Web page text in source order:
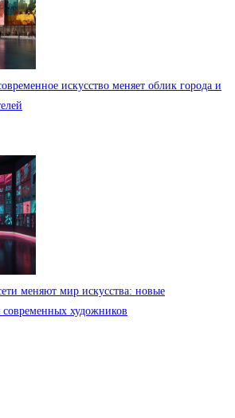
искусство меняет облик города и
меняют мир искусства: новые
художников